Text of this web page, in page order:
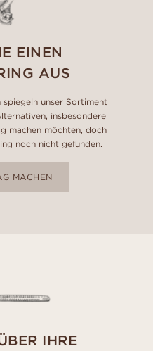
EINEN
AUS
spiegeln unser Sortiment
insbesondere
machen möchten, doch
noch nicht gefunden.
MACHEN
IHRE